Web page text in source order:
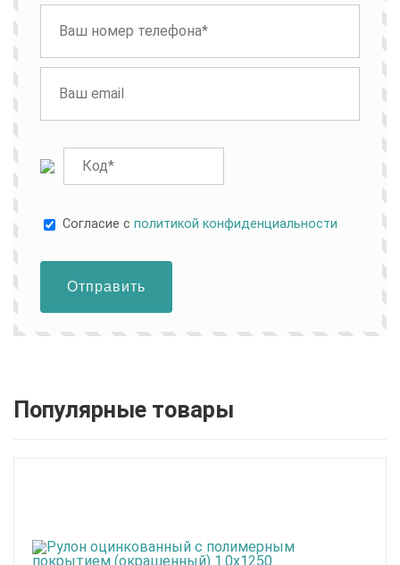
Cогласие сполитикой конфиденциальности
Отправить
Популярные товары